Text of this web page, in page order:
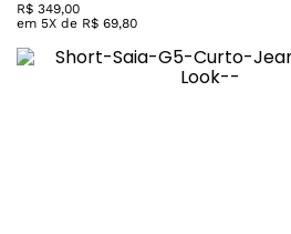
R$ 349,00
em 5X de R$ 69,80